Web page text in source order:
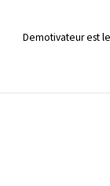
Demotivateur est